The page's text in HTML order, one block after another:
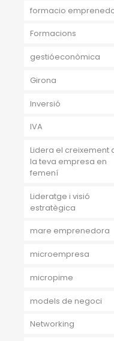
formacio
Formacions
gestióeconòmica
Girona
Inversió
IVA
Lidera el creixement
la teva empresa en
femení
Lideratge i visió
estratègica
mare emprenedora
microempresa
micropime
models de negoci
Networking